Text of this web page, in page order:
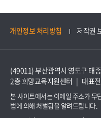
개인정보 처리방침 저작권
(49011) 부산광역시 영도구 태
2층 희망교육지원센터 | 대표
본 사이트에서는 이메일 주소가 무
법에 의해 처벌됨을 알려드립니다.